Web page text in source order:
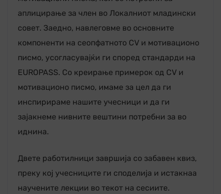
аплицирање за член во Локалниот младински
совет. Заедно, навлеговме во основните
компоненти на сеопфатното CV и мотивационо
писмо, усогласувајќи ги според стандарди на
EUROPASS. Со креирање примерок од CV и
мотивационо писмо, имаме за цел да ги
инспирираме нашите учесници и да ги
зајакнеме нивните вештини потребни за во
иднина.
Двете работилници завршија со забавен квиз,
преку кој учесниците ги споделија и истакнаа
научените лекции во текот на сесиите.